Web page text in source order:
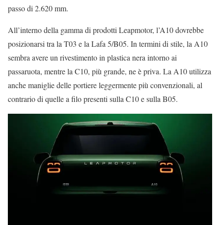
passo di 2.620 mm.
All’interno della gamma di prodotti Leapmotor, l’A10 dovrebbe
posizionarsi tra la T03 e la Lafa 5/B05. In termini di stile, la A10
sembra avere un rivestimento in plastica nera intorno ai
passaruota, mentre la C10, più grande, ne è priva. La A10 utilizza
anche maniglie delle portiere leggermente più convenzionali, al
contrario di quelle a filo presenti sulla C10 e sulla B05.